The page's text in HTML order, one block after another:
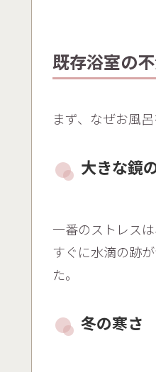
既存浴室の
まず、なぜお風
大きな鏡
一番のストレス
すぐに水滴の跡
た。
冬の寒さ